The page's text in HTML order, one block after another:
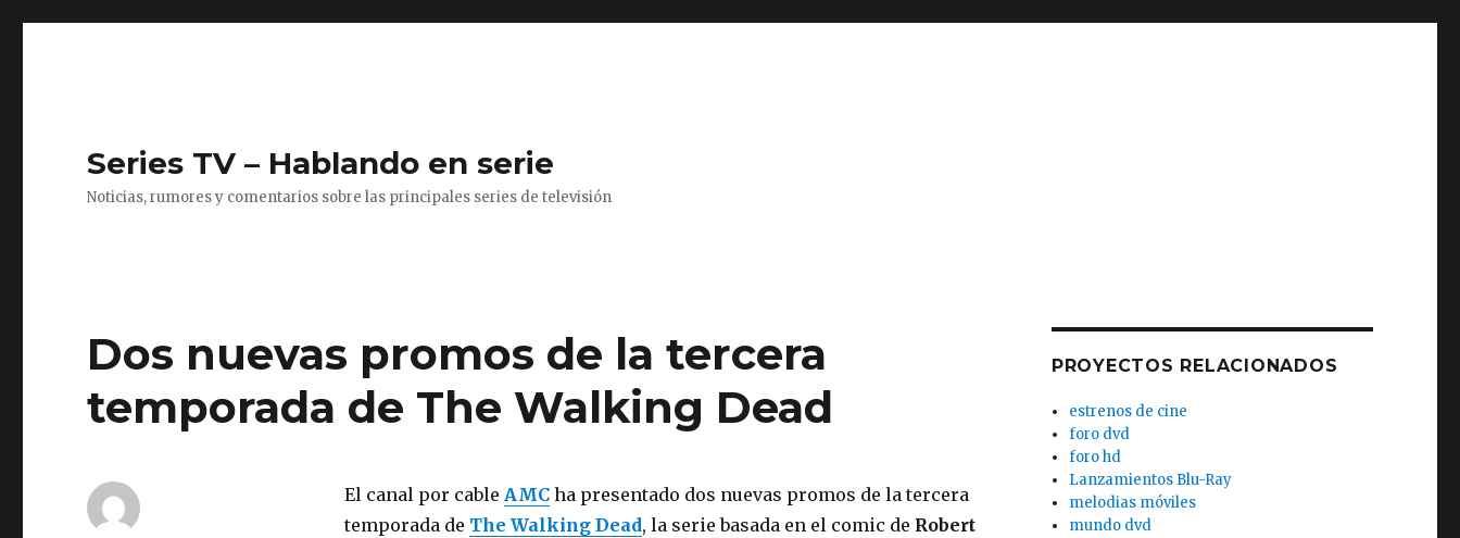
Series TV – Hablando en serie
Noticias, rumores y comentarios sobre las principales series de televisión
Dos nuevas promos de la tercera
temporada de The Walking Dead
El canal por cable AMCha presentado dos nuevas promos de la tercera
temporada de The Walking Dead, la serie basada en el comic de Robert
PROYECTOS RELACIONADOS
estrenos de cine
foro dvd
foro hd
Lanzamientos Blu-Ray
melodias móviles
mundo dvd